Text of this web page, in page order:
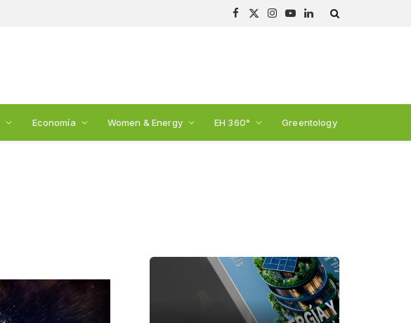
Facebook
X
Instagram
YouTubeLinkedIn
Economía Women & Energy EH 360° Greentology